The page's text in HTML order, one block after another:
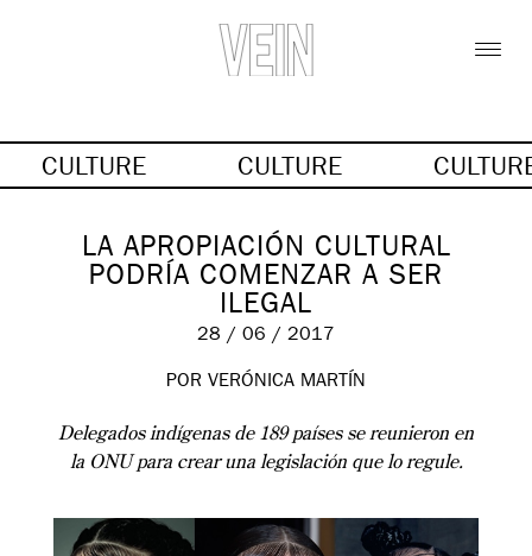
CULTURE CULTURE
LA APROPIACIÓN CULTURAL
PODRÍA COMENZAR A SER
ILEGAL
28 / 06 / 2017
POR VERÓNICA MARTÍN
Delegados indígenas de 189 países se reunieron en
la ONU para crear una legislación que lo regule.